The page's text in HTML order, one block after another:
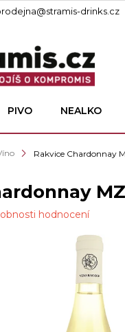
drinks.cz
PIVO NEALKO
Rakvice Chardonnay
hodnocení